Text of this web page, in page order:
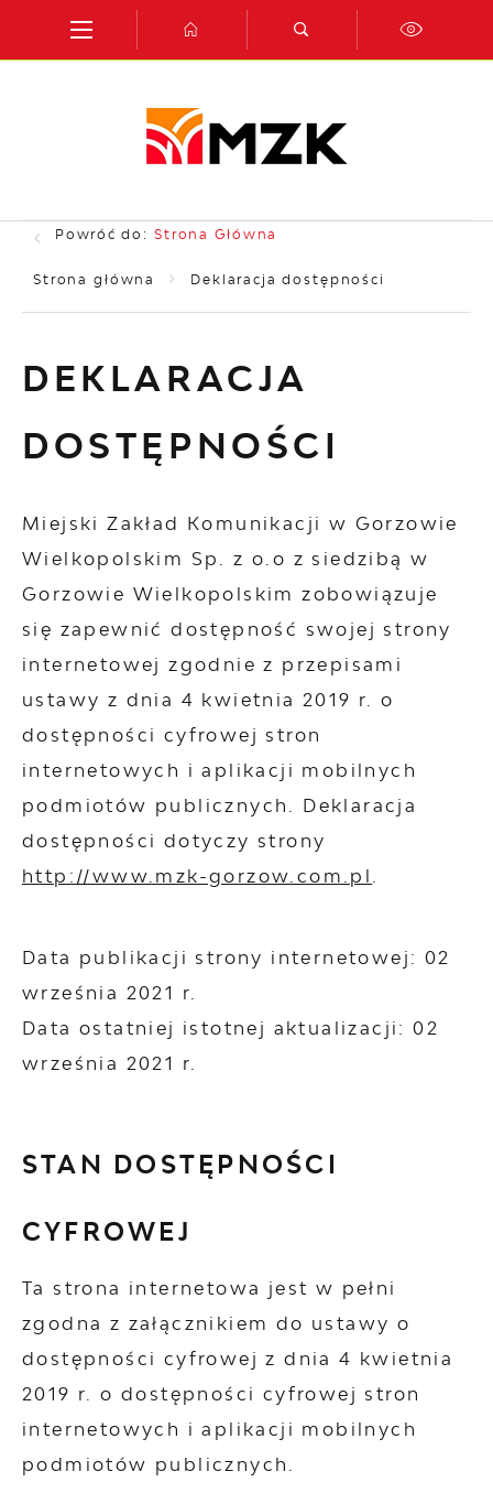
Przejdź do menu.
Przejdź do wyszukiwarki.
Przejdź do treści.
Przejdź do ustawień wielkości czcionki.
Włącz wersję kontrastową strony.
Powróć do: Strona Główna
Strona główna Deklaracja dostępności
DEKLARACJA
DOSTĘPNOŚCI
Miejski Zakład Komunikacji w Gorzowie
Wielkopolskim Sp. z o.o z siedzibą w
Gorzowie Wielkopolskim zobowiązuje
się zapewnić dostępność swojejstrony
internetowej zgodnie z przepisami
ustawy z dnia 4 kwietnia 2019 r. o
dostępności cyfrowej stron
internetowych i aplikacji mobilnych
podmiotów publicznych. Deklaracja
dostępności dotyczy strony
http://www.mzk-gorzow.com.pl .
Data publikacji strony internetowej: 02
września 2021 r.
Data ostatniej istotnej aktualizacji:02
września 2021 r.
STAN DOSTĘPNOŚCI
CYFROWEJ
Ta strona internetowa jest w pełni
zgodna z załącznikiem do ustawy o
dostępności cyfrowej z dnia 4 kwietnia
2019 r. o dostępności cyfrowej stron
internetowych i aplikacji mobilnych
podmiotów publicznych.